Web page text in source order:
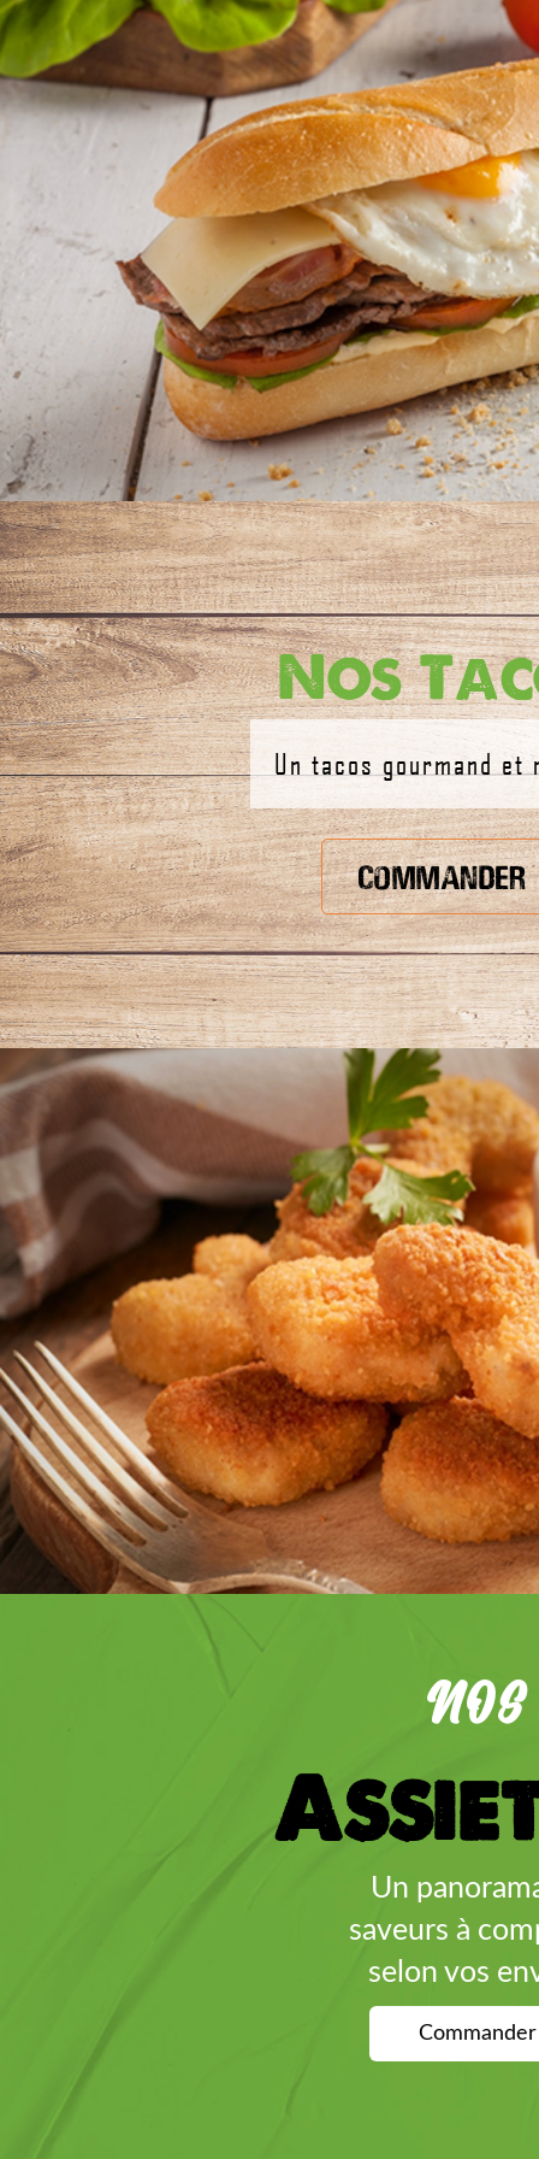
Nos
Un tacos gourmand et
Commander
NOS
Un
saveurs à
selon vos
Commander